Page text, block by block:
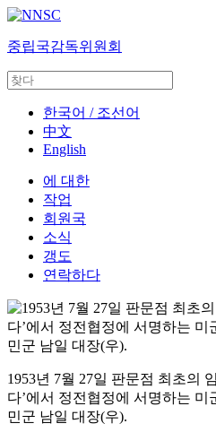
중립국감독위원회
한국어 / 조선어
中文
English
에 대한
작업
회원국
소식
갱도
연락하다
1953년 7월 27일 판문점 최초의
다’에서 정전협정에 서명하는
민군 남일 대장(우).